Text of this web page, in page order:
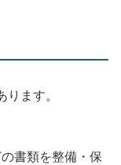
ます。
書類を整備・保